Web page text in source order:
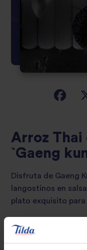
Arroz Thai
`Gaeng
Disfruta de Gaeng
langostinos en
plato exquisito
Deja una